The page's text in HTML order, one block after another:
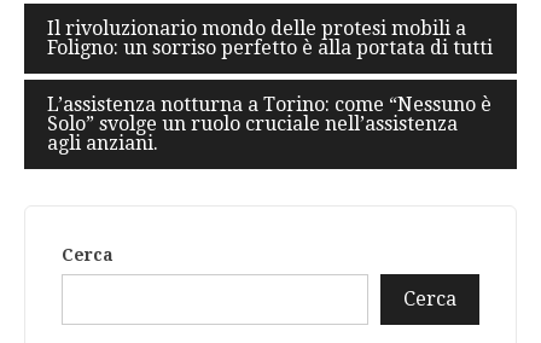
Navigazione
articoli
Il rivoluzionario mondo delle protesi mobili a
Foligno: un sorriso perfetto è alla portata di tutti
L’assistenza notturna a Torino: come “Nessuno è
Solo” svolge un ruolo cruciale nell’assistenza
agli anziani.
Cerca
Cerca